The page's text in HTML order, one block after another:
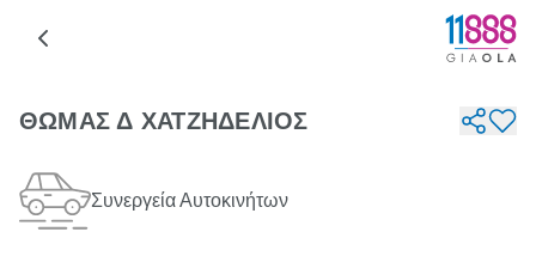
ΘΩΜΑΣ Δ ΧΑΤΖΗΔΕΛΙΟΣ
Συνεργεία Αυτοκινήτων